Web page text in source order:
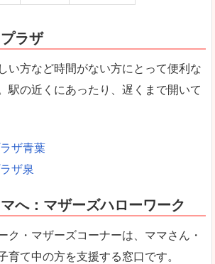
ラザ
い方など時間がない方にとって便利な
駅の近くにあったり、遅くまで開いて
ザ青葉
ザ泉
へ：マザーズハローワーク
ク・マザーズコーナーは、ママさん・
育て中の方を支援する窓口です。